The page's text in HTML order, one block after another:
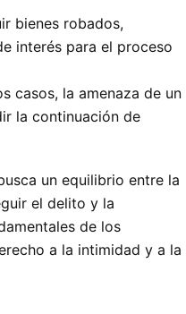
bienes robados,
interés para el proceso
casos, la amenaza de un
la continuación de
un equilibrio entre la
el delito y la
de los
a la intimidad y a la